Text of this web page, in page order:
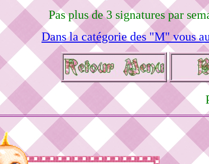
Pas plus de 3 signatures par
Dans la catégorie des "M" vous